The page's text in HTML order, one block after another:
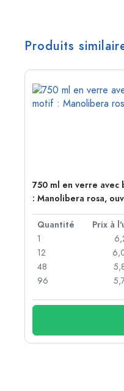
Produits
750 ml en verre
: Manolibera rosa,
Quantité Prix à
1
12
48
96